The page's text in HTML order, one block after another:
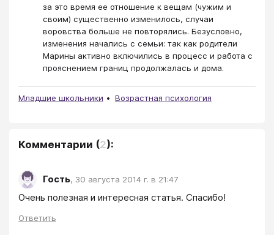
за это время ее отношение к вещам (чужим и
своим) существенно изменилось, случаи
воровства больше не повторялись. Безусловно,
изменения начались с семьи: так как родители
Марины активно включились в процесс и работа с
прояснением границ продолжалась и дома.
Младшие школьники Возрастная психология
Комментарии (2):
Гость, 30 августа 2014 г. в 21:47
Очень полезная и интересная статья. Спасибо!
Ответить